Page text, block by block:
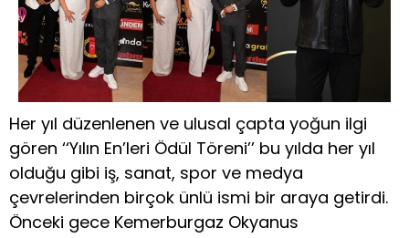
Her yıl düzenlenen ve ulusal çapta yoğun ilgi
gören ‘‘Yılın En’leri Ödül Töreni’’ bu yılda her yıl
olduğu gibi iş, sanat, spor ve medya
çevrelerinden birçok ünlü ismi bir araya getirdi.
Önceki gece Kemerburgaz Okyanus